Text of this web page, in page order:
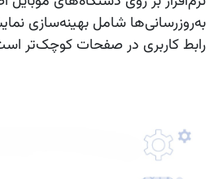
به‌روزرسانی‌ها شامل بهینه‌سازی
رابط کاربری در صفحات کوچک‌تر